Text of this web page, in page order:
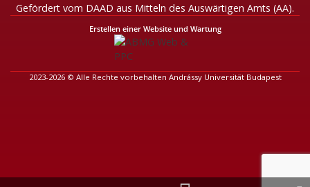
Gefördert vom DAAD aus Mitteln des Auswärtigen Amts (AA).
2023-2026 © Alle Rechte vorbehalten Andrássy Universität Budapest
Erstellen einer Website und Wartung